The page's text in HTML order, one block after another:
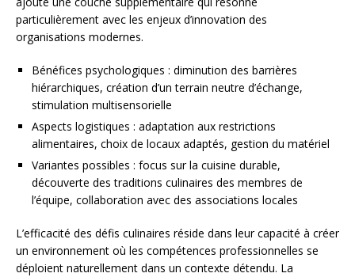
particulièrement avec les enjeux d’innovation des
organisations modernes.
Bénéfices psychologiques : diminution des barrières
hiérarchiques, création d’un terrain neutre d’échange,
stimulation multisensorielle
Aspects logistiques : adaptation aux restrictions
alimentaires, choix de locaux adaptés, gestion du matériel
Variantes possibles : focus sur la cuisine durable,
découverte des traditions culinaires des membres de
l’équipe, collaboration avec des associations locales
L’efficacité des défis culinaires réside dans leur capacité à créer
un environnement où les compétences professionnelles se
déploient naturellement dans un contexte détendu. La